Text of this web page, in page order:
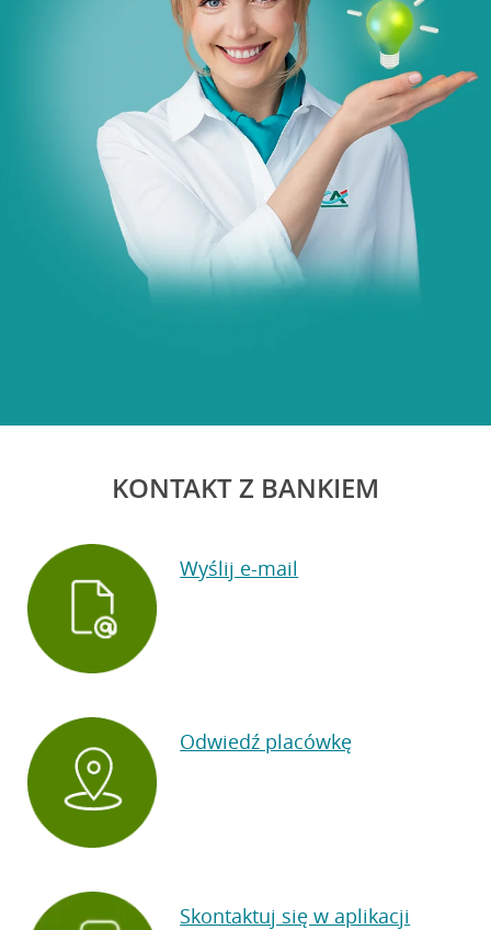
KONTAKT Z BANKIEM
Wyślij e-mail
Odwiedź placówkę
Skontaktuj się w aplikacji